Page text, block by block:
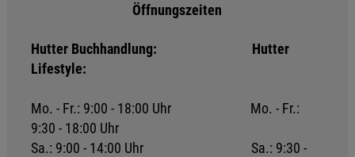
Öffnungszeiten
Hutter Buchhandlung:
Hutter
Lifestyle:
Mo. - Fr.: 9:00 - 18:00 Uhr Mo. - Fr.:
9:30 - 18:00 Uhr
Sa.: 9:00 - 14:00 Uhr Sa.: 9:30 -